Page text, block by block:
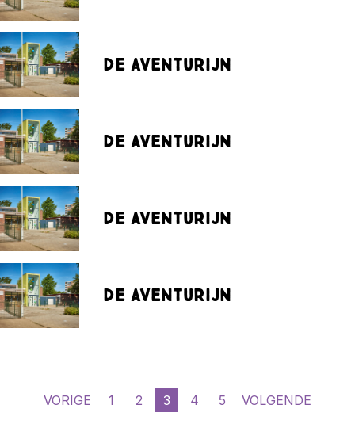
De Aventurijn
De Aventurijn
De Aventurijn
De Aventurijn
VORIGE 1 2 3 4 5 VOLGENDE